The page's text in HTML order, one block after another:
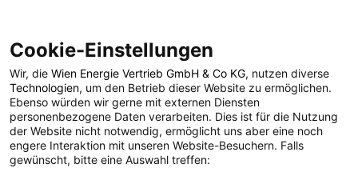
POSTS BY TAG
Krähe
1 BEITRAG
Cookie-Einstellungen
Wir, die Wien Energie Vertrieb GmbH & Co KG, nutzen diverse
Technologien, um den Betrieb dieser Website zu ermöglichen.
Ebenso würden wir gerne mit externen Diensten
personenbezogene Daten verarbeiten. Dies ist für die Nutzung
der Website nicht notwendig, ermöglicht uns aber eine noch
engere Interaktion mit unseren Website-Besuchern. Falls
gewünscht, bitte eine Auswahl treffen: